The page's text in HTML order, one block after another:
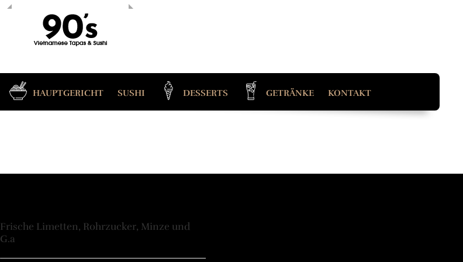
HAUPTGERICHT SUSHI DESSERTS GETRÄNKE KONTAKT
Frische Limetten, Rohrzucker, Minze und
G.a